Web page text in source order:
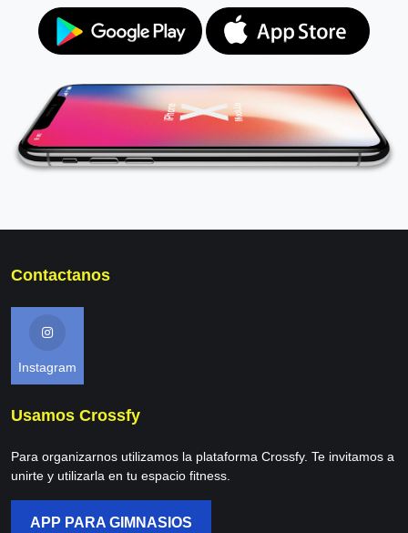
Contactanos
Instagram
Usamos Crossfy
Para organizarnos utilizamos la plataforma Crossfy. Te invitamos a
unirte y utilizarla en tu espacio fitness.
APP PARA GIMNASIOS